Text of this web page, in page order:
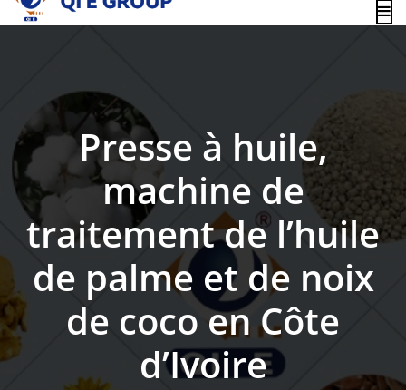
content
Presse à huile,
machine de
traitement de l’huile
de palme et de noix
de coco en Côte
d’Ivoire